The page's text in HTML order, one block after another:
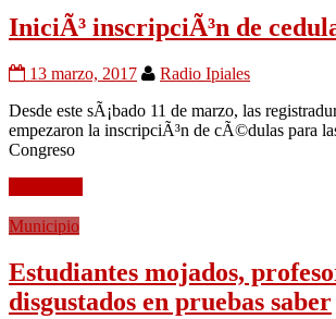
IniciÃ³ inscripciÃ³n de
13 marzo, 2017
Radio Ipiales
Desde este sÃ¡bado 11 de marzo, las
empezaron la inscripciÃ³n de cÃ©dulas para
Congreso
Municipio
Estudiantes mojados,
disgustados en pruebas saber